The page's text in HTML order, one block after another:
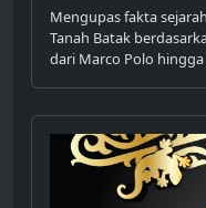
Mengupas fakta
Tanah Batak
dari Marco Polo